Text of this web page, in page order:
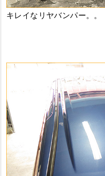
キレイなリヤバンパー。。